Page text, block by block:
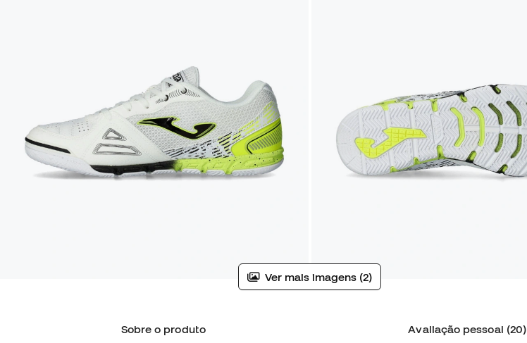
Ver mais imagens (2)
Sobre o produto Avaliação pessoal (20)